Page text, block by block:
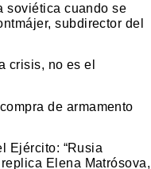
soviética cuando se
subdirector del
crisis, no es el
de armamento
Ejército: “Rusia
Elena Matrósova,